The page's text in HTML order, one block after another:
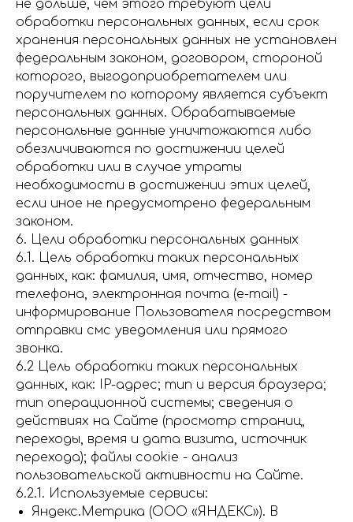
не дольше, чем этого требуют цели
обработки персональных данных, если срок
хранения персональных данных не установлен
федеральным законом, договором, стороной
которого, выгодоприобретателем или
поручителем по которому является субъект
персональных данных. Обрабатываемые
персональные данные уничтожаются либо
обезличиваются по достижении целей
обработки или в случае утраты
необходимости в достижении этих целей,
если иное не предусмотрено федеральным
законом.
6. Цели обработки персональных данных
6.1. Цель обработки таких персональных
данных, как: фамилия, имя, отчество, номер
телефона, электронная почта (e-mail) -
информирование Пользователя посредством
отправки смс уведомления или прямого
звонка.
6.2 Цель обработки таких персональных
данных, как: IP-адрес; тип и версия браузера;
тип операционной системы; сведения о
действиях на Сайте (просмотр страниц,
переходы, время и дата визита, источник
перехода); файлы cookie - анализ
пользовательской активности на Сайте.
6.2.1. Используемые сервисы:
Яндекс.Метрика (ООО «ЯНДЕКС»). В